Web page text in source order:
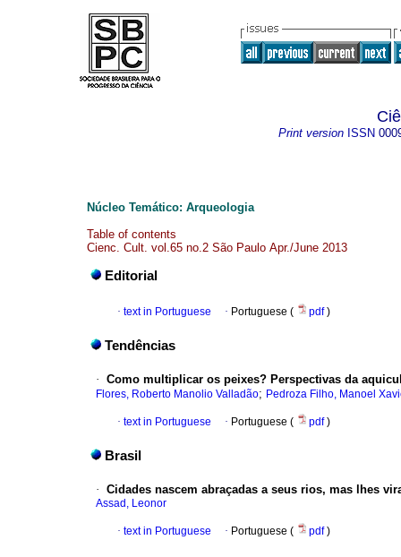
Print version ISSN
Núcleo Temático: Arqueologia
Table of contents
Cienc. Cult. vol.65 no.2 São Paulo Apr./June 2013
Editorial
· text in Portuguese · Portuguese ( pdf)
Tendências
· Como multiplicar os peixes? Perspectivas da
Flores, Roberto Manolio Valladão; Pedroza Filho, Manoel
· text in Portuguese · Portuguese ( pdf)
Brasil
· Cidades nascem abraçadas a seus rios, mas lhes
Assad, Leonor
· text in Portuguese · Portuguese ( pdf)